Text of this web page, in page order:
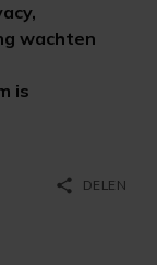
wachten
is
share DELEN